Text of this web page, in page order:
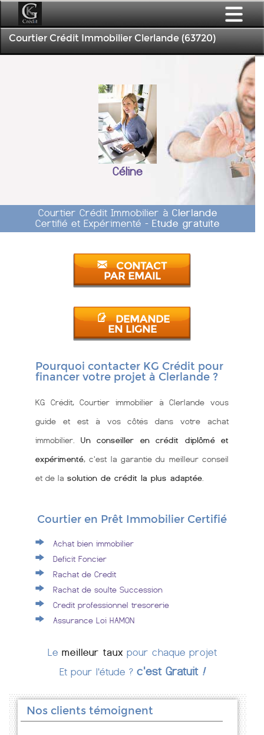
Courtier Crédit Immobilier Clerlande (63720)
Céline
Courtier Crédit Immobilier à Clerlande
Certifié et Expérimenté - Etude gratuite
CONTACT
PAR EMAIL
DEMANDE
EN LIGNE
Pourquoi contacter KG Crédit pour
financer votre projet à Clerlande ?
KG Crédit, Courtier immobilier à Clerlande vous
guide et est à vos côtés dans votre achat
immobilier. Un conseiller en crédit diplômé et
expérimenté, c'est la garantie du meilleur conseil
et de la solution de crédit la plus adaptée
Courtier en Prêt Immobilier Certifié
Achat bien immobilier
Deficit Foncier
Rachat de Credit
Rachat de soulte Succession
Credit professionnel tresorerie
Assurance Loi HAMON
Le meilleur taux pour chaque projet
Et pour l'étude ? c'est Gratuit !
Nos clients témoignent